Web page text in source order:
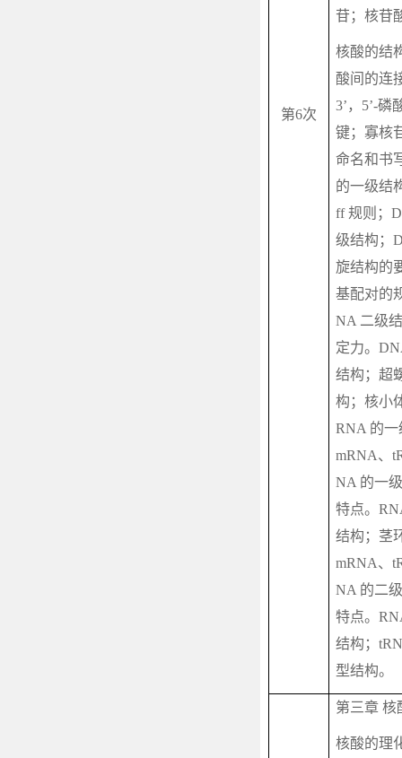
第6次
苷；核苷
核酸的结
酸间的连
3’ ， 5’-磷
键；寡核
命名和书
的一级结
ff规则；
级结构；
旋结构的
基配对的
NA 二级
定力。
结构；超
构；核小
RNA 的一
mRNA、
NA 的一
特点。
结构；茎
mRNA、
NA 的二
特点。
结构；
型结构。
第三章 核
核酸的理